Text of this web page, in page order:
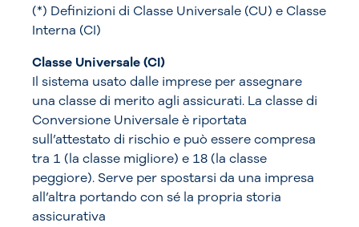
(*) Definizioni di Classe Universale (CU) e Classe
Interna (CI)
Classe Universale (CI)
Il sistema usato dalle imprese per assegnare
una classe di merito agli assicurati. La classe di
Conversione Universale è riportata
sull’attestato di rischio e può essere compresa
tra 1 (la classe migliore) e 18 (la classe
peggiore). Serve per spostarsi da una impresa
all’altra portando con sé la propria storia
assicurativa